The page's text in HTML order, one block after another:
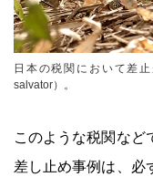
日本の税関において差
salvator）。
このような税関など
差し止め事例は、必